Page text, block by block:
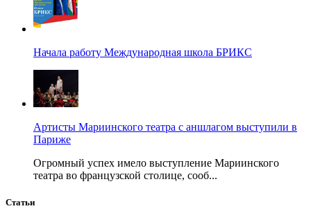
Начала работу Международная школа БРИКС
Артисты Мариинского театра с аншлагом выступили в
Париже
Огромный успех имело выступление Мариинского
театра во французской столице, сооб...
Статьи